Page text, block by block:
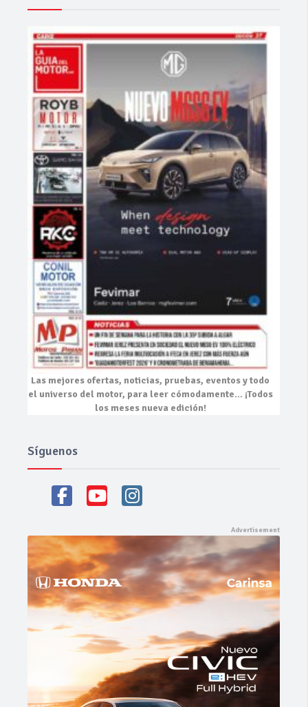
Las mejores ofertas, noticias, pruebas, eventosy todo
el universo del motor, para leer cómodamente… ¡Todos
los meses nueva edición!
Síguenos